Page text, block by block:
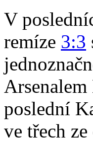
V
remíze 3:3
poslední
ve třech